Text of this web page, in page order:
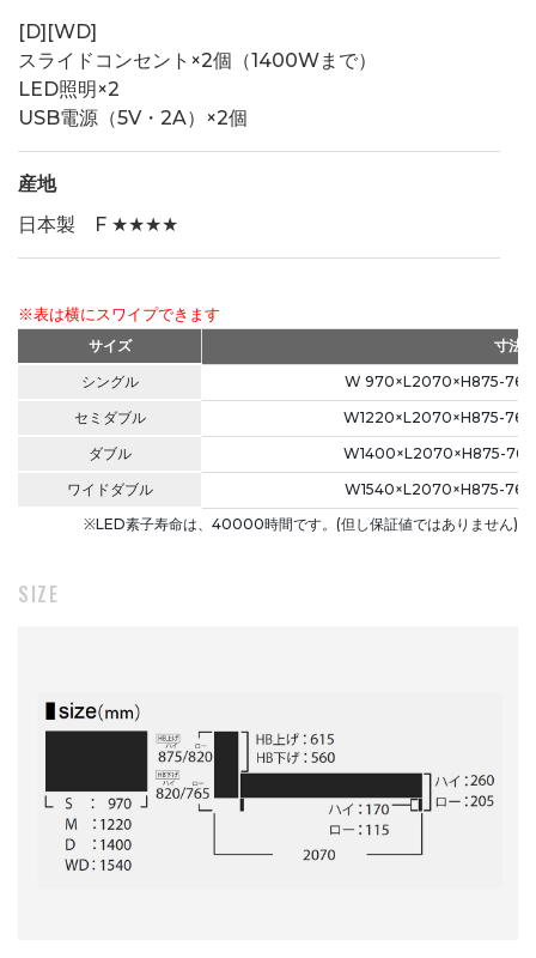
[D][WD]
スライドコンセント×2個（1400Wまで）
LED照明×2
USB電源（5V・2A）×2個
産地
日本製 F ★★★★
※表は横にスワイプできます
サイズ
寸法
シングル
W 970×L2070×H875-765
セミダブル
W1220×L2070×H875-
ダブル
W1400×L2070×H875-
ワイドダブル
W1540×L2070×H875-
※LED素子寿命は、40000時間です。(但し保証値ではありません)
SIZE